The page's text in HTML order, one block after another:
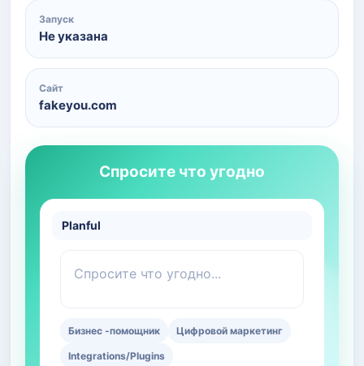
Запуск
Не указана
Сайт
fakeyou.com
Спросите что угодно
Planful
Спросите что угодно...
Бизнес -помощник Цифровой маркетинг
Integrations/Plugins